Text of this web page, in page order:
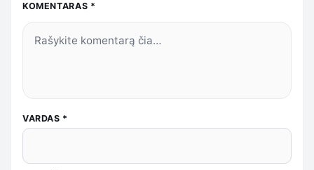
KOMENTARAS *
VARDAS *